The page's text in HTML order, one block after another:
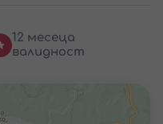
12 месеца
валидност